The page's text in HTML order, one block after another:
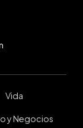
Vida
y Negocios